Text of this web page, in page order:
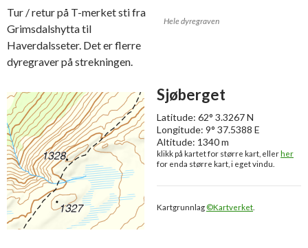
Hele dyregraven
Tur / retur på T-merket sti fra
Grimsdalshytta til
Haverdalsseter. Det er flerre
dyregraver på strekningen.
Sjøberget
Latitude: 62° 3.3267 N
Longitude: 9° 37.5388 E
Altitude: 1340 m
klikk på kartet for større kart, ellerher
for enda større kart, i eget vindu.
Kartgrunnlag ©Kartverket